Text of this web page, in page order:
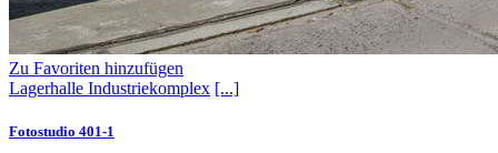
Zu Favoriten hinzufügen
Lagerhalle Industriekomplex [...]
Fotostudio 401-1